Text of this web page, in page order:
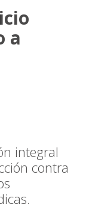
a
integral
contra